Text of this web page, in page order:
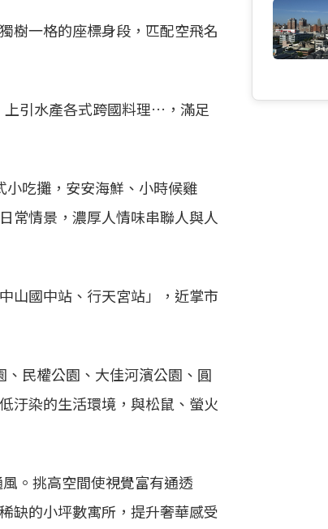
樹一格的座標身段，匹配空飛名
上引水產各式跨國料理…，滿足
小吃攤，安安海鮮、小時候雞
常情景，濃厚人情味串聯人與人
山國中站、行天宮站」，近掌市
、民權公園、大佳河濱公園、圓
汙染的生活環境，與松鼠、螢火
。挑高空間使視覺富有通透
缺的小坪數寓所，提升奢華感受